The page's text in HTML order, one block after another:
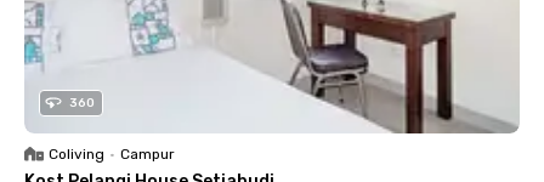
360
Coliving • Campur